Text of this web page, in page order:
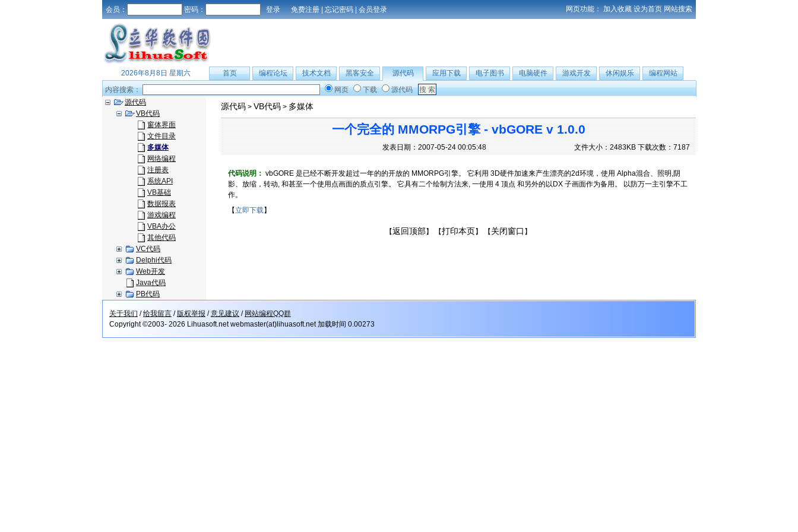
会员： 密码： 免费注册 | 忘记密码 | 会员登录 网页功能： 加入收藏 设为首页 网站搜索
2026年8月8日 星期六 首页 编程论坛 技术文档 黑客安全 源代码 应用下载 电子图书 电脑硬件 游戏开发 休闲娱乐
编程网站
内容搜索：
网页 下载
源代码
源代码
VB代码
窗体界面
文件目录
多媒体
网络编程
注册表
系统API
VB基础
数据报表
游戏编程
VBA办公
其他代码
VC代码
Delphi代码
Web开发
Java代码
PB代码
源代码 > VB代码 > 多媒体
一个完全的 MMORPG引擎 - vbGORE v 1.0.0
发表日期：2007-05-24 00:05:48 文件大小：2483KB 下载次数：7187
代码说明： vbGORE 是已经不断开发超过一年的的开放的 MMORPG引擎。 它利用 3D硬件加速来产生漂亮的2d环境，使用 Alpha混合、照明,阴
影、放缩，转动, 和甚至一个使用点画面的质点引擎。 它具有二个绘制方法来, 一使用 4 顶点 和另外的以DX 子画面作为备用。 以防万一主引擎不工
作。
【立即下载】
【返回顶部】 【打印本页】 【 关闭窗口 】
关于我们 /给我留言 /版权举报 /意见建议 / 网站编程QQ群
Copyright ©2003- 2026 Lihuasoft.net webmaster(at)lihuasoft.net 加载时间 0.00273